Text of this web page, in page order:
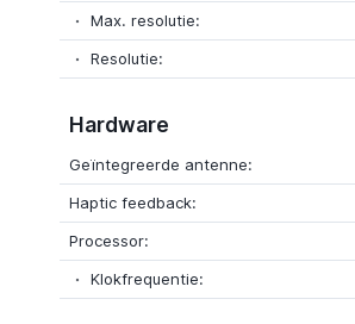
Max. resolutie:
Resolutie:
Hardware
Geïntegreerde antenne:
Haptic feedback:
Processor:
Klokfrequentie: